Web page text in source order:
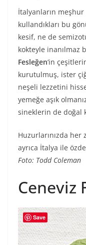
İtalyanların meşhur
kullandıkları bu
kesif, ne de
kokteyle inanılmaz
Fesleğen‘in
kurutulmuş, ister
neşeli lezzetini
yemeğe aşık
sineklerin de doğal
Huzurlarınızda her
ayrıca İtalya ile
Foto: Todd Coleman
Ceneviz
Save